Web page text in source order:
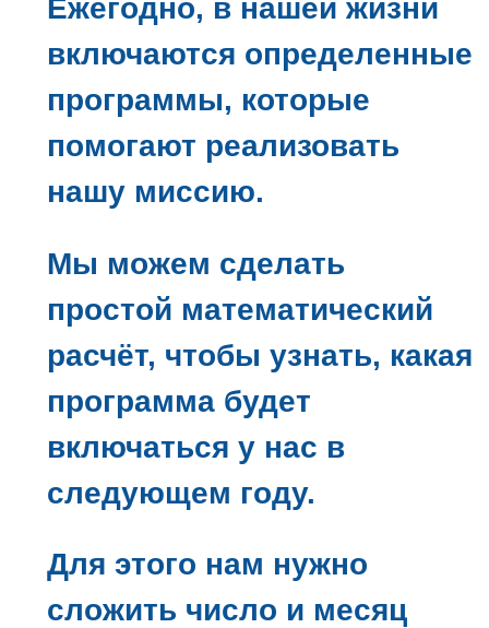
Ежегодно, в нашей жизни
включаются определенные
программы, которые
помогают реализовать
нашу миссию.
Мы можем сделать
простой математический
расчёт, чтобы узнать, какая
программа будет
включаться у нас в
следующем году.
Для этого нам нужно
сложить число и месяц